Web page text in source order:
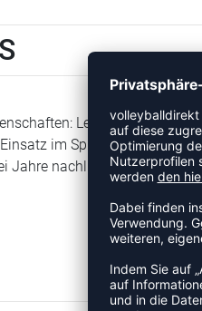
Leichtes
im Spiel. Klassischer
Jahre nachlieferbar.